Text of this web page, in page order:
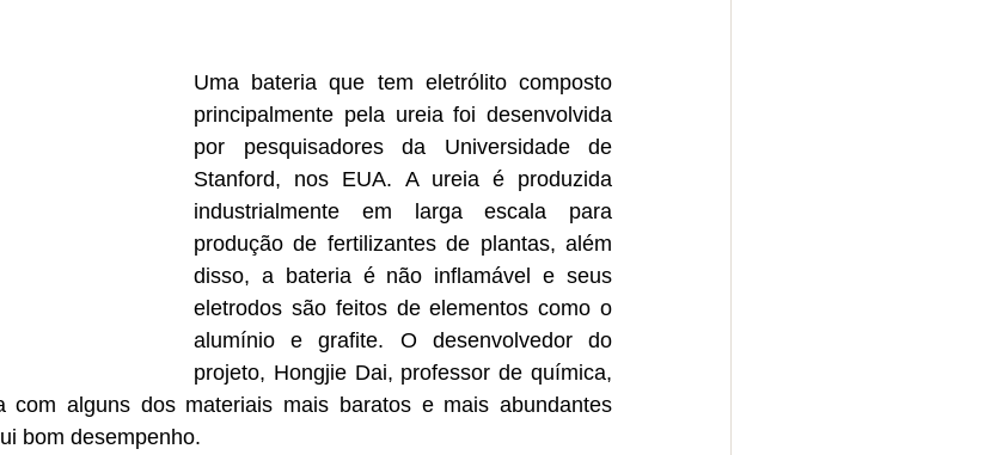
Uma bateria que tem eletrólito composto
principalmente pela ureia foi desenvolvida
por pesquisadores da Universidade de
Stanford, nos EUA. A ureia é produzida
industrialmente em larga escala para
produção de fertilizantes de plantas, além
disso, a bateria é não inflamável e seus
eletrodos são feitos de elementos como o
alumínio e grafite. O desenvolvedor do
projeto, Hongjie Dai, professor de química,
alguns dos materiais mais baratos e mais abundantes
bom desempenho.